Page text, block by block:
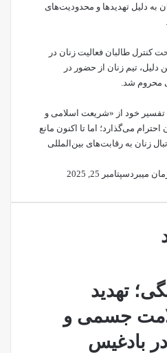
به دلیل تهدیدها و محدودیت‌های
کنترل طالبان فعالیت زنان در
تیم زنان از حضور در
محروم شد.
خود از «شریعت اسلامی و
می‌گذارد؛ اما تا اکنون مانع
زنان به رقابت‌های بین‌المللی
سپتامبر 25, 2025
تهدید
جسمی و
بادغیس